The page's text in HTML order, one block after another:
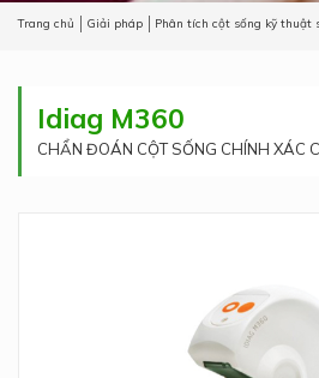
Trang chủ Giải pháp Phân tích cột sống kỹ thuật
Idiag M360
CHẨN ĐOÁN CỘT SỐNG CHÍNH XÁC